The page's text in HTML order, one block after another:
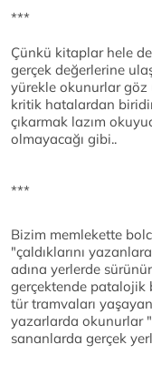
***
Çünkü kitaplar hele
gerçek değerlerine
yürekle okunurlar göz
kritik hatalardan
çıkarmak lazım
olmayacağı gibi..
***
Bizim memlekette
"çaldıklarını
adına yerlerde
gerçektende patalojik
tür tramvaları
yazarlarda okunurlar
sananlarda gerçek